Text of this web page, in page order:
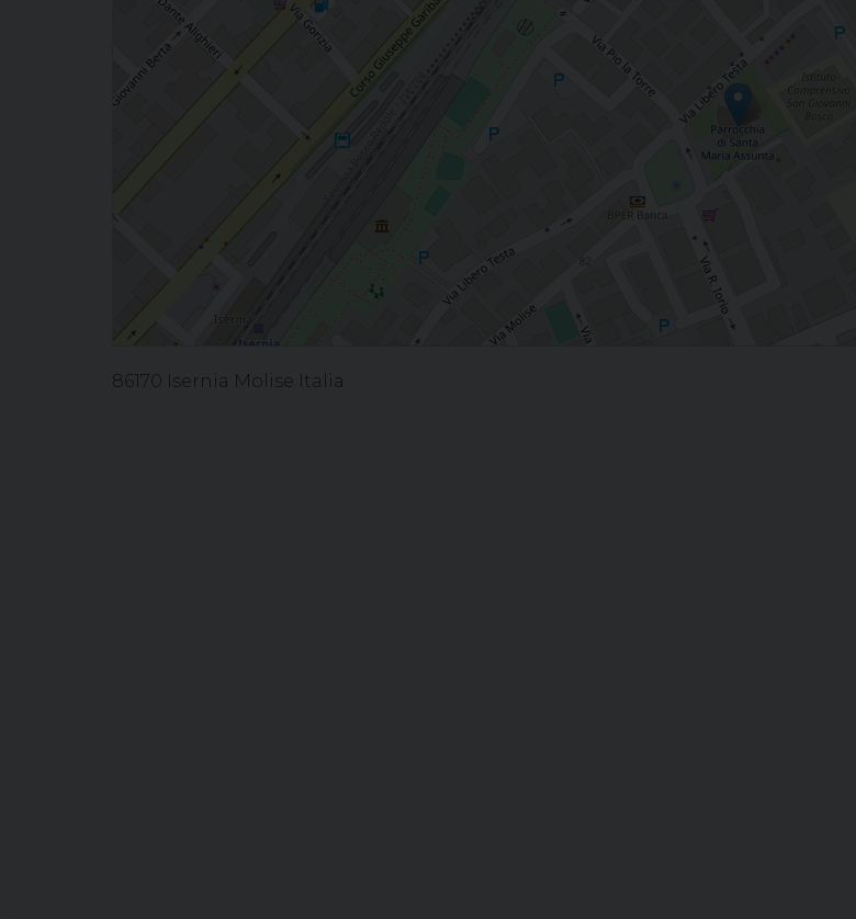
86170 Isernia Molise Italia